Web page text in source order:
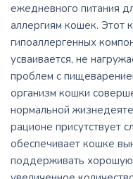
ежедневного питания
аллергиям кошек. Этот
гипоаллергенных
усваивается, не
проблем с
организм кошки
нормальной
рационе присутствует
обеспечивает кошке
поддерживать